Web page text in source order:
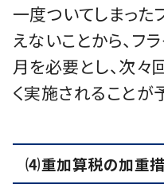
一度ついてしまった
えないことから、フ
月を必要とし、次
く実施されることが
⑷重加算税の加重